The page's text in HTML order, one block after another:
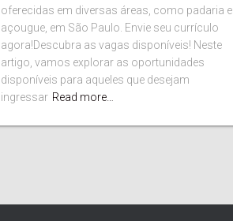
oferecidas em diversas áreas, como padaria e
açougue, em São Paulo. Envie seu currículo
agora!Descubra as vagas disponíveis! Neste
artigo, vamos explorar as oportunidades
disponíveis para aqueles que desejam
ingressar Read more…